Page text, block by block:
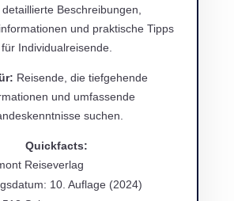
detaillierte Beschreibungen,
und praktische Tipps
für Individualreisende.
Reisende, die tiefgehende
und umfassende
suchen.
Quickfacts:
Reiseverlag
10. Auflage (2024)